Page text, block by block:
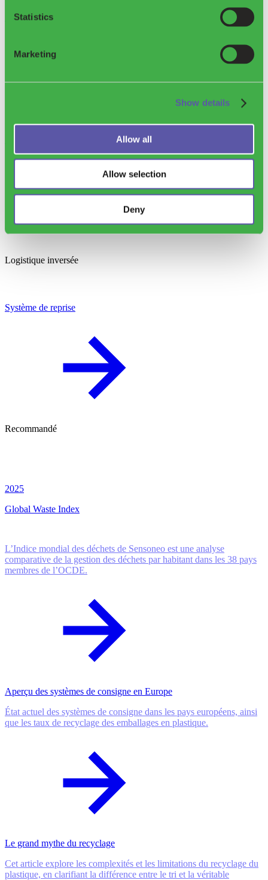
Statistics
Marketing
Show details
Allow all
Allow selection
Deny
Smart DRS
Logistique inversée
Système de reprise
Recommandé
2025
Global Waste Index
L’Indice mondial des déchets de Sensoneo est une analyse
comparative de la gestion des déchets par habitant dans les 38 pays
membres de l’OCDE.
Aperçu des systèmes de consigne en Europe
État actuel des systèmes de consigne dans les pays européens, ainsi
que les taux de recyclage des emballages en plastique.
Le grand mythe du recyclage
Cet article explore les complexités et les limitations du recyclage du
plastique, en clarifiant la différence entre le tri et la véritable